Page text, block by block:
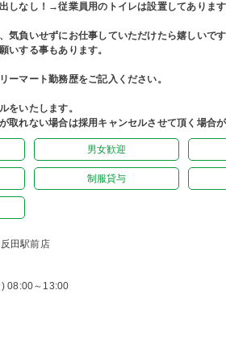
しなし！→従業員用のトイレは設置してありま
気負いせずにお仕事していただけたら嬉しいで
いする事もあります。
マート勤務歴をご記入ください。
をいたします。
取れない場合は採用キャンセルさせて頂く場合
男女歓迎
制服貸与
田駅前店
08:00～13:00